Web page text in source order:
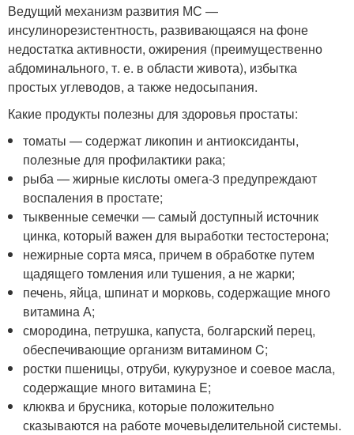
Ведущий механизм развития МС —
инсулинорезистентность, развивающаяся на фоне
недостатка активности, ожирения (преимущественно
абдоминального, т. е. в области живота), избытка
простых углеводов, а также недосыпания.
Какие продукты полезны для здоровья простаты:
томаты — содержат ликопин и антиоксиданты,
полезные для профилактики рака;
рыба — жирные кислоты омега-3 предупреждают
воспаления в простате;
тыквенные семечки — самый доступный источник
цинка, который важен для выработки тестостерона;
нежирные сорта мяса, причем в обработке путем
щадящего томления или тушения, а не жарки;
печень, яйца, шпинат и морковь, содержащие много
витамина А;
смородина, петрушка, капуста, болгарский перец,
обеспечивающие организм витамином C;
ростки пшеницы, отруби, кукурузное и соевое масла,
содержащие много витамина E;
клюква и брусника, которые положительно
сказываются на работе мочевыделительной системы.